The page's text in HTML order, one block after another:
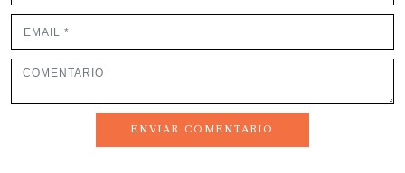
ENVIAR COMENTARIO